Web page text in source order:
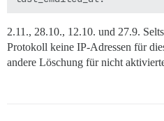
2.11., 28.10., 12.10. und 27.9.
Protokoll keine IP-Adressen für
andere Löschung für nicht